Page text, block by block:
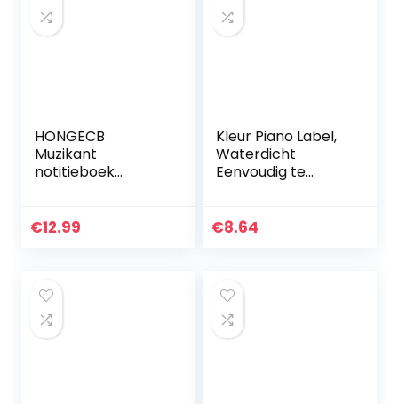
HONGECB
Muzikant
notitieboek
muziekboekje, dik
€12.99
Kleur Piano Label,
Waterdicht
Eenvoudig te
Oliebestendig voor
€8.64